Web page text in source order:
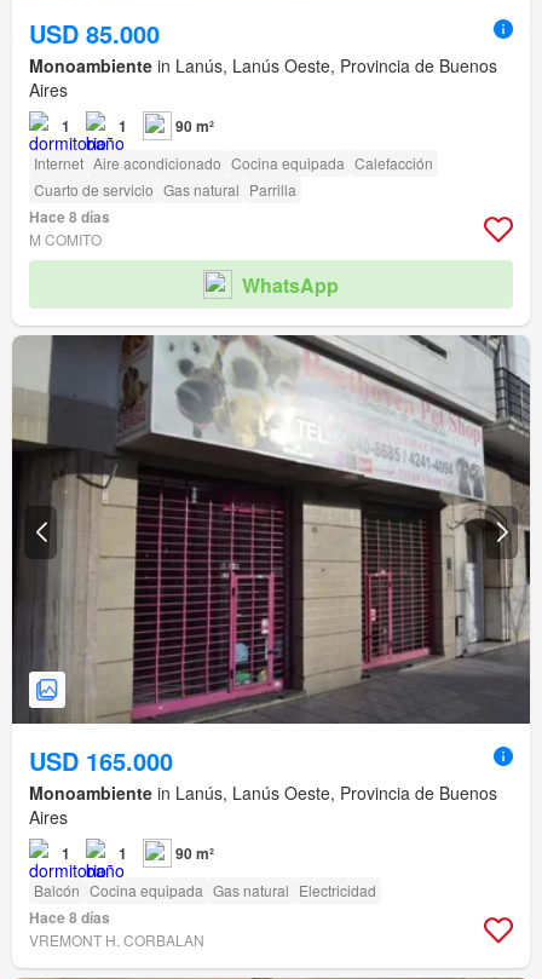
USD 85.000
Monoambiente in Lanús, Lanús Oeste, Provincia de Buenos
Aires
1 1 90 m²
Internet Aire acondicionado Cocina equipada Calefacción
Cuarto de servicio Gas natural Parrilla
Hace 8 días
M COMITO
WhatsApp
USD 165.000
Monoambiente in Lanús, Lanús Oeste, Provincia de Buenos
Aires
1 1 90 m²
Balcón Cocina equipada Gas natural Electricidad
Hace 8 días
VREMONT H. CORBALAN